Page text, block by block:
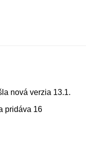
nová verzia 13.1.
pridáva 16